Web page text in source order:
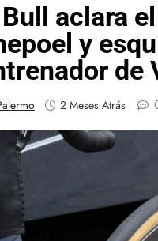
Bull aclara
y
de
2 Meses Atrás